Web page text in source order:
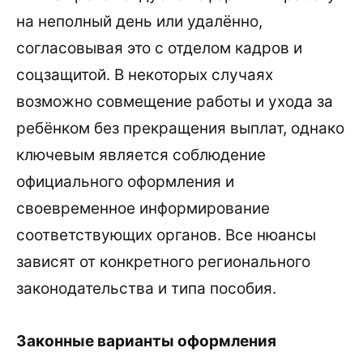
на неполный день или удалённо,
согласовывая это с отделом кадров и
соцзащитой. В некоторых случаях
возможно совмещение работы и ухода за
ребёнком без прекращения выплат, однако
ключевым является соблюдение
официального оформления и
своевременное информирование
соответствующих органов. Все нюансы
зависят от конкретного регионального
законодательства и типа пособия.
Законные варианты оформления